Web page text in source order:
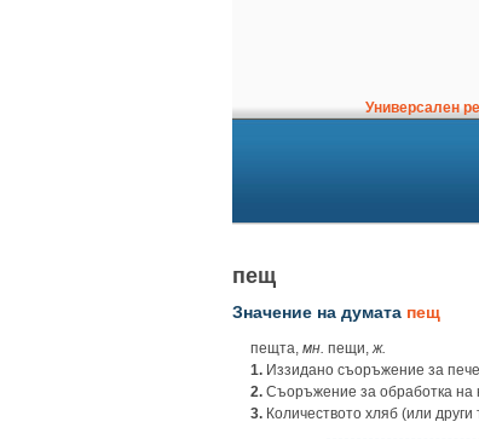
Универсален
пещ
Значение на думата пещ
пещта, мн. пещи,ж.
1. Иззидано съоръжение за
2. Съоръжение за обработка на
3. Количеството хляб (или